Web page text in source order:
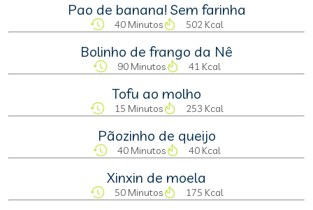
Pao de banana! Sem farinha
40 Minutos 502 Kcal
Bolinho de frango da Nê
90 Minutos 41 Kcal
Tofu ao molho
15 Minutos 253 Kcal
Pãozinho de queijo
40 Minutos 40 Kcal
Xinxin de moela
50 Minutos 175 Kcal